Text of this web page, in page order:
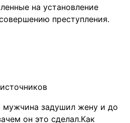
на установление
преступления.
мужчина задушил жену и до
он это сделал.Как